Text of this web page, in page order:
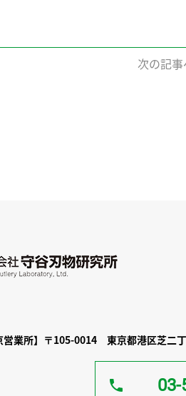
次の記事
営業所】 〒105-0014 東京都港区芝二
03-